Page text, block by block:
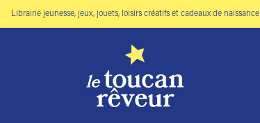
Librairie jeunesse, jeux, jouets, loisirs créatifs et cadeaux de naissance